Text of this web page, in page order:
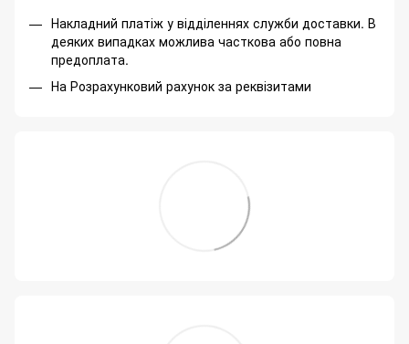
Накладний платіж у відділеннях служби доставки. В
деяких випадках можлива часткова або повна
предоплата.
На Розрахунковий рахунок за реквізитами